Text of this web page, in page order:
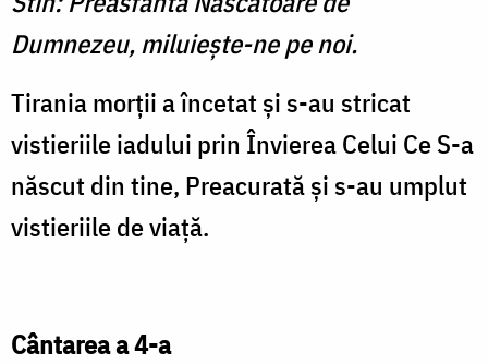
Dumnezeu, miluieşte-ne pe noi.
Tirania morţii a încetat şi s-au stricat
vistieriile iadului prin Învierea Celui Ce S-a
născut din tine, Preacurată şi s-au umplut
vistieriile de viaţă.
Cântarea a 4-a